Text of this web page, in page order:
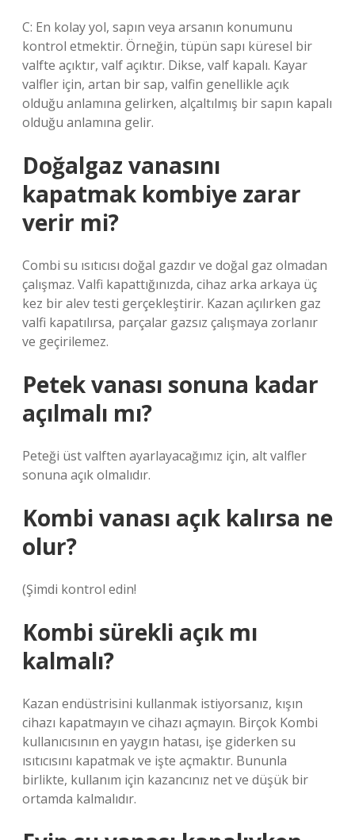
C: En kolay yol, sapın veya arsanın konumunu
kontrol etmektir. Örneğin, tüpün sapı küresel bir
valfte açıktır, valf açıktır. Dikse, valf kapalı. Kayar
valfler için, artan bir sap, valfin genellikle açık
olduğu anlamına gelirken, alçaltılmış bir sapın kapalı
olduğu anlamına gelir.
Doğalgaz vanasını
kapatmak kombiye zarar
verir mi?
Combi su ısıtıcısı doğal gazdır ve doğal gaz olmadan
çalışmaz. Valfi kapattığınızda, cihaz arka arkaya üç
kez bir alev testi gerçekleştirir. Kazan açılırken gaz
valfi kapatılırsa, parçalar gazsız çalışmaya zorlanır
ve geçirilemez.
Petek vanası sonuna kadar
açılmalı mı?
Peteği üst valften ayarlayacağımız için, alt valfler
sonuna açık olmalıdır.
Kombi vanası açık kalırsa ne
olur?
(Şimdi kontrol edin!
Kombi sürekli açık mı
kalmalı?
Kazan endüstrisini kullanmak istiyorsanız, kışın
cihazı kapatmayın ve cihazı açmayın. Birçok Kombi
kullanıcısının en yaygın hatası, işe giderken su
ısıtıcısını kapatmak ve işte açmaktır. Bununla
birlikte, kullanım için kazancınız net ve düşük bir
ortamda kalmalıdır.